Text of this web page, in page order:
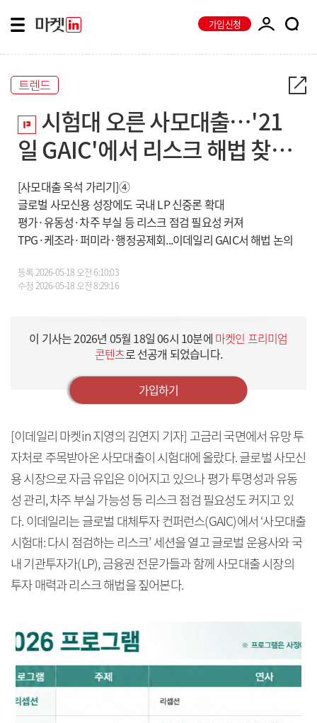
가입신청
트렌드
시험대 오른 사모대출…'21
일 GAIC'에서 리스크 해법 찾는
다
[사모대출 옥석 가리기]④
글로벌 사모신용 성장에도 국내 LP 신중론 확대
평가·유동성·차주 부실 등 리스크 점검 필요성 커져
TPG·케조라·퍼미라·행정공제회...이데일리 GAIC서 해법 논의
등록2026-05-18 오전 6:10:03
수정 2026-05-18 오전 8:29:16
이 기사는2026년 05월 18일 06시 10분에 마켓인 프리미엄
콘텐츠로 선공개 되었습니다.
가입하기
[이데일리 마켓in 지영의 김연지 기자] 고금리 국면에서 유망 투
자처로 주목받아온 사모대출이 시험대에 올랐다. 글로벌 사모신
용 시장으로 자금 유입은 이어지고 있으나 평가 투명성과 유동
성 관리, 차주 부실 가능성 등 리스크 점검 필요성도 커지고 있
다. 이데일리는 글로벌 대체투자 컨퍼런스(GAIC)에서 ‘사모대출
시험대: 다시 점검하는 리스크’ 세션을 열고 글로벌 운용사와 국
내 기관투자가(LP), 금융권 전문가들과 함께 사모대출 시장의
투자 매력과 리스크 해법을 짚어본다.